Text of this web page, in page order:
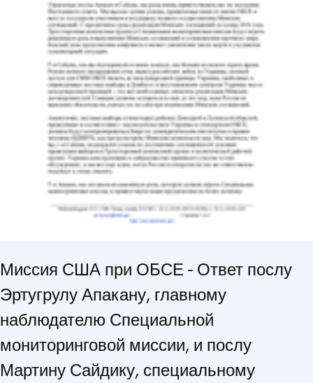
Миссия США при ОБСЕ - Ответ послу
Эртугрулу Апакану, главному
наблюдателю Специальной
мониторинговой миссии, и послу
Мартину Сайдику, специальному